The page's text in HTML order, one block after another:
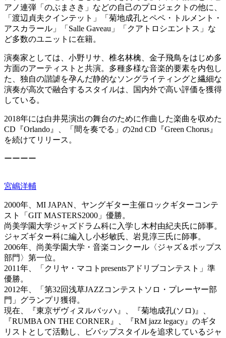
アノ連弾「のぶまさき」などの自己のプロジェクトの他に、
「渡辺貞夫クインテット」「菊地成孔とペペ・トルメント・
アスカラール」「Salle Gaveau」「クアトロシエントス」な
ど多数のユニットに在籍。
演奏家としては、小野リサ、椎名林檎、金子飛鳥をはじめ多
方面のアーティストと共演。多種多様な音楽的要素を内包し
た、独自の諧謔を孕んだ静的なソングライティングと繊細な
演奏が高次で融合するスタイルは、国内外で高い評価を獲得
している。
2018年には白井晃演出の舞台のために作曲した楽曲を収めた
CD『Orlando』、「間を奏でる」の2nd CD『Green Chorus』
を続けてリリース。
ーーーー
宮嶋洋輔
2000年、MI JAPAN、ヤングギター主催ロックギターコンテ
スト「GIT MASTERS2000」優勝。
尚美学園大学ジャズドラム科に入学し木村由紀夫氏に師事。
ジャズギター科に編入し小杉敏氏、岩見淳三氏に師事。
2006年、尚美学園大学・音楽コンクール〈ジャズ＆ポップス
部門〉第一位。
2011年、「クリヤ・マコトpresentsアドリブコンテスト」準
優勝。
2012年、「第32回浅草JAZZコンテストソロ・プレーヤー部
門」グランプリ獲得。
現在、『東京ザヴィヌルバッハ』、『菊地成孔(ソロ)』、
『RUMBA ON THE CORNER』、『RM jazz legacy』のギタ
リストとして活動し、ビバップスタイルを追求しているジャ